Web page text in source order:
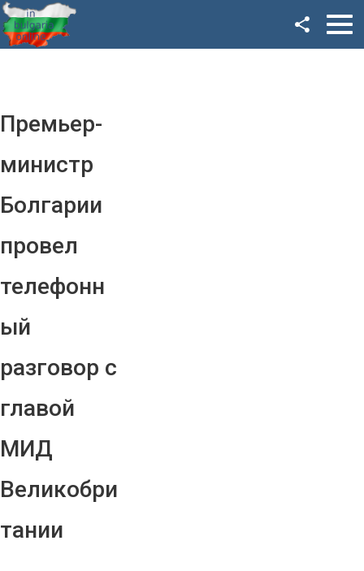
Премьер-
министр
Болгарии
провел
телефонн
ый
разговор с
главой
МИД
Великобри
тании